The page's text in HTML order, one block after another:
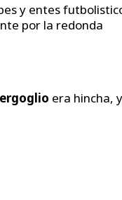
y entes
por la redonda
era hincha,